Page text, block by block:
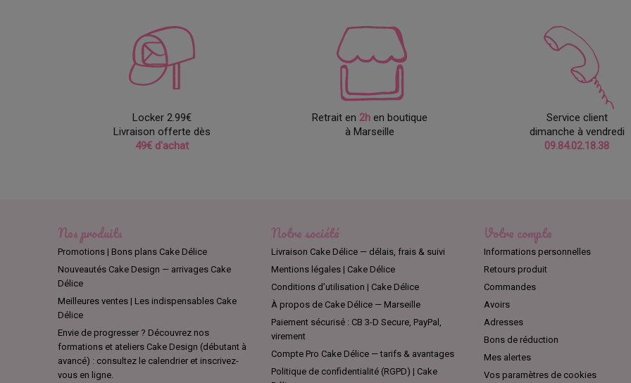
Locker 2.99€
Livraison offerte dès
49€ d'achat
Retrait en 2hen boutique
à Marseille
Service client
dimanche à vendredi
09.84.02.18.38
Nos produits
Promotions | Bons plans Cake Délice
Nouveautés Cake Design — arrivages Cake
Délice
Meilleures ventes | Les indispensables Cake
Délice
Envie de progresser ? Découvrez nos
formations et ateliers Cake Design (débutant à
avancé) : consultez le calendrier et inscrivez-
vous en ligne.
Notre société
Livraison Cake Délice — délais, frais & suivi
Mentions légales | Cake Délice
Conditions d’utilisation | Cake Délice
À propos de Cake Délice — Marseille
Paiement sécurisé : CB 3-D Secure, PayPal,
virement
Compte Pro Cake Délice — tarifs & avantages
Politique de confidentialité (RGPD) | Cake
Votre compte
Informations personnelles
Retours produit
Commandes
Avoirs
Adresses
Bons de réduction
Mes alertes
Vos paramètres de cookies